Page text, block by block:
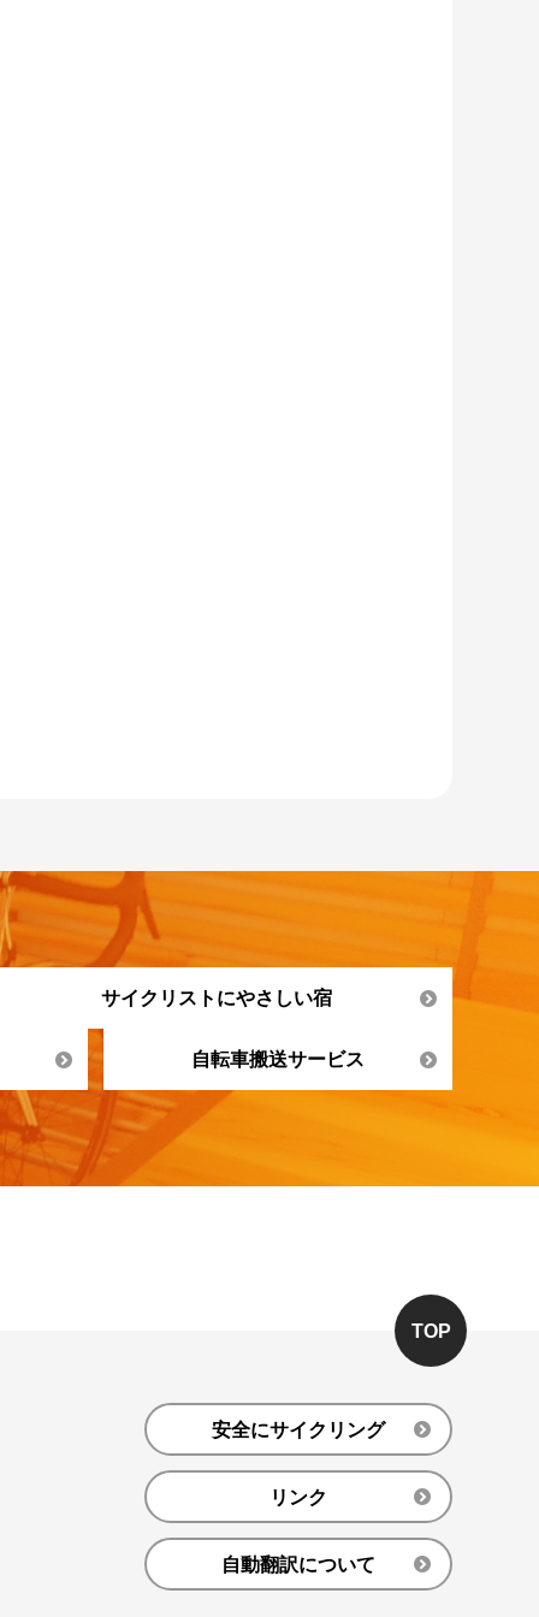
サイクリストにやさしい宿
自転車搬送サービス
安全にサイクリング
リンク
自動翻訳について
TOP